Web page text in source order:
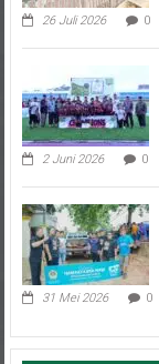
26 Juli 2026 0
2 Juni 2026 0
31 Mei 2026 0